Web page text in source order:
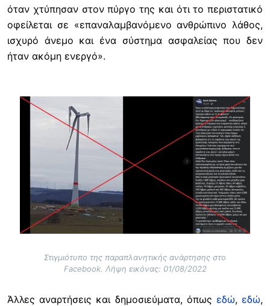
όταν χτύπησαν στον πύργο της και ότι το περιστατικό
οφείλεται σε «επαναλαμβανόμενο ανθρώπινο λάθος,
ισχυρό άνεμο και ένα σύστημα ασφαλείας που δεν
ήταν ακόμη ενεργό».
Image
Στιγμιότυπο της παραπλανητικής ανάρτησης στο
Facebook. Λήψη εικόνας: 01/08/2022
Άλλες αναρτήσεις και δημοσιεύματα, όπως εδώ,εδώ,